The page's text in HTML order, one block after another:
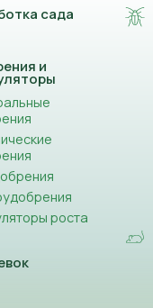
сада
и
роста